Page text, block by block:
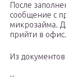
После
сообщение с
микрозайма.
прийти в офис.
Из документов